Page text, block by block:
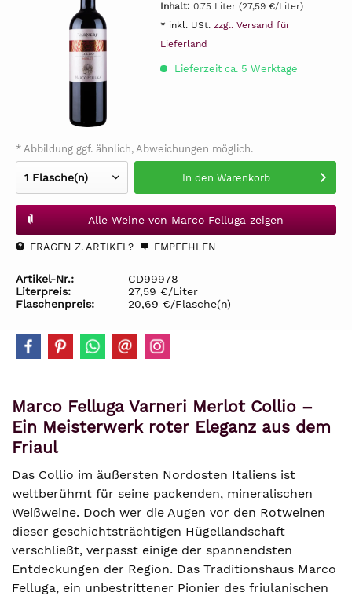
Inhalt: 0.75 Liter (27,59 €/Liter)
* inkl. USt. zzgl. Versand für
Lieferland
Lieferzeit ca. 5 Werktage
* Abbildung ggf. ähnlich, Abweichungen möglich.
In den Warenkorb
Alle Weine von Marco Felluga zeigen
FRAGEN Z. ARTIKEL? EMPFEHLEN
Artikel-Nr.:
CD99978
Literpreis:
27,59 €/Liter
Flaschenpreis:
20,69 €/Flasche(n)
Marco Felluga Varneri Merlot Collio –
Ein Meisterwerk roter Eleganz aus dem
Friaul
Das Collio im äußersten Nordosten Italiens ist
weltberühmt für seine packenden, mineralischen
Weißweine. Doch wer die Augen vor den Rotweinen
dieser geschichtsträchtigen Hügellandschaft
verschließt, verpasst einige der spannendsten
Entdeckungen der Region. Das Traditionshaus Marco
Felluga, ein unbestrittener Pionier des friulanischen